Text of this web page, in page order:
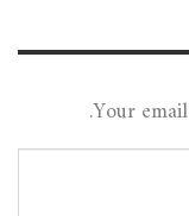
Your